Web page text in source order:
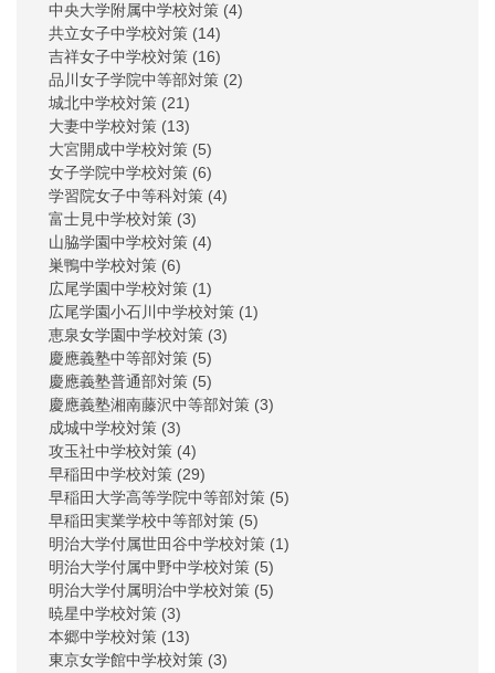
中央大学附属中学校対策 (4)
共立女子中学校対策 (14)
吉祥女子中学校対策 (16)
品川女子学院中等部対策 (2)
城北中学校対策 (21)
大妻中学校対策 (13)
大宮開成中学校対策 (5)
女子学院中学校対策 (6)
学習院女子中等科対策 (4)
富士見中学校対策 (3)
山脇学園中学校対策 (4)
巣鴨中学校対策 (6)
広尾学園中学校対策 (1)
広尾学園小石川中学校対策 (1)
恵泉女学園中学校対策 (3)
慶應義塾中等部対策 (5)
慶應義塾普通部対策 (5)
慶應義塾湘南藤沢中等部対策 (3)
成城中学校対策 (3)
攻玉社中学校対策 (4)
早稲田中学校対策 (29)
早稲田大学高等学院中等部対策 (5)
早稲田実業学校中等部対策 (5)
明治大学付属世田谷中学校対策 (1)
明治大学付属中野中学校対策 (5)
明治大学付属明治中学校対策 (5)
暁星中学校対策 (3)
本郷中学校対策 (13)
東京女学館中学校対策 (3)